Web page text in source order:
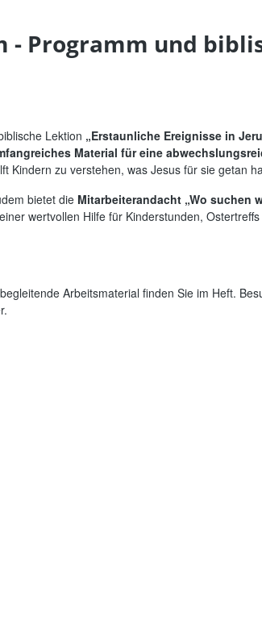
- Programm und
Lektion „Erstaunliche Ereignisse in
Material für eine
Kindern zu verstehen, was Jesus für sie getan
bietet die Mitarbeiterandacht „Wo suchen
wertvollen Hilfe für Kinderstunden,
Arbeitsmaterial finden Sie im Heft.